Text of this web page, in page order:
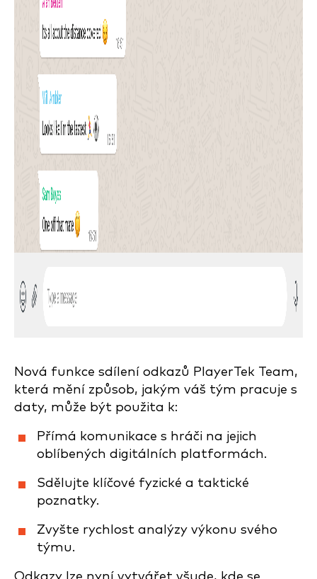
Nová funkce sdílení odkazů PlayerTek Team,
která mění způsob, jakým váš tým pracuje s
daty, může být použita k:
Přímá komunikace s hráči na jejich
oblíbených digitálních platformách.
Sdělujte klíčové fyzické a taktické
poznatky.
Zvyšte rychlost analýzy výkonu svého
týmu.